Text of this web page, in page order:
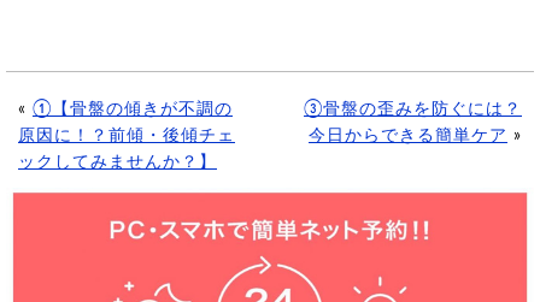
« ①【骨盤の傾きが不調の
原因に！？前傾・後傾チェ
ックしてみませんか？】
③骨盤の歪みを防ぐには？
今日からできる簡単ケア »